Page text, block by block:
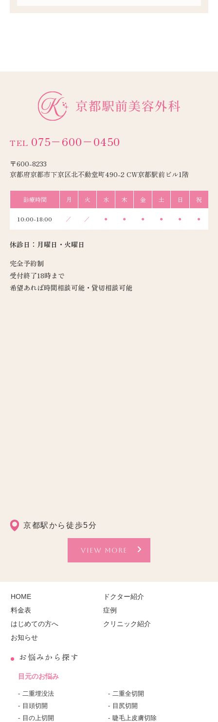
TEL 075−600−0450
〒600-8233
京都府京都市下京区北不動堂町490-2 CW京都駅前ビル1階
診療時間 月 火 水 木 金 土 日 祝
10:00-18:00 ／ ／ ● ● ● ● ● ●
休診日：月曜日・火曜日
完全予約制
受付終了18時まで
希望あれば時間相談可能・貸切相談可能
京都駅から徒歩5分
VIEW MORE
HOME
ドクター紹介
料金表
症例
はじめての方へ
クリニック紹介
お知らせ
お悩みから探す
目元のお悩み
二重埋没法
二重全切開
目頭切開
目尻切開
目の上切開
睫毛上皮膚切除